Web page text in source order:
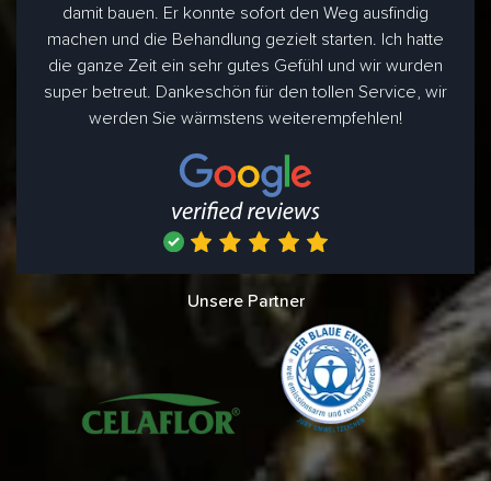
damit bauen. Er konnte sofort den Weg ausfindig
machen und die Behandlung gezielt starten. Ich hatte
die ganze Zeit ein sehr gutes Gefühl und wir wurden
super betreut. Dankeschön für den tollen Service, wir
werden Sie wärmstens weiterempfehlen!
Unsere Partner